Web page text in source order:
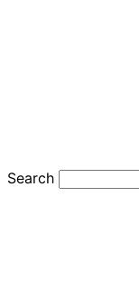
Search